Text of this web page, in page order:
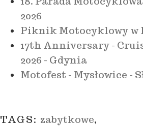
2026
Piknik Motocyklowy w
17th Anniversary -
2026 - Gdynia
Motofest - Mysłowice -
TAGS: zabytkowe,